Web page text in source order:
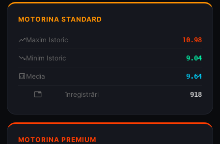
MOTORINA STANDARD
trending_upMaxim Istoric 10.98
trending_downMinim Istoric 9.04
analyticsMedia 9.64
database înregistrări 918
MOTORINA PREMIUM